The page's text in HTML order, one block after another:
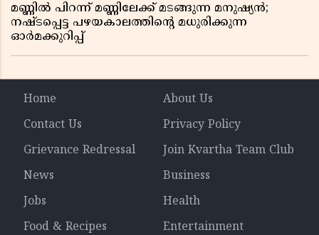
മണ്ണിൽ പിറന്ന് മണ്ണിലേക്ക് മടങ്ങുന്ന മനുഷ്യൻ;
നഷ്ടപ്പെട്ട പഴയകാലത്തിൻ്റെ മധുരിക്കുന്ന
ഓർമക്കുറിപ്പ്
Home
About Us
Contact Us
Privacy Policy
Grievance Redressal
Join Kvartha Team Club
News
Business
Jobs
Health
Food & Recipes
Entertainment